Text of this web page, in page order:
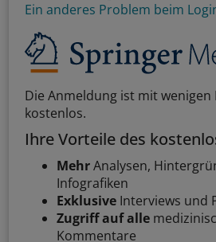
Ein anderes Problem beim
Die Anmeldung ist mit
kostenlos.
Ihre Vorteile des
MehrAnalysen,
Infografiken
Exklusive Interviews und
Zugriff auf alle
Kommentare